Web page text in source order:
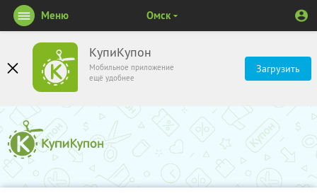
КупиКупон
Мобильное приложение
ещё удобнее
Загрузить
Меню Омск